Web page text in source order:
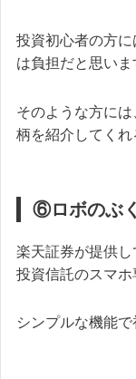
投資初心者の方
は負担だと思いま
そのような方に
柄を紹介してくれ
⑥ロボのぶ
楽天証券が提供し
投資信託のスマホ
シンプルな機能で